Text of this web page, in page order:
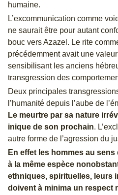
humaine.
L’excommunication comme
ne saurait être pour autant
bouc vers Azazel. Le rite
précédemment avait une
sensibilisant les anciens
transgression des
Deux principales
l’humanité depuis l’aube de
Le meurtre par sa nature
inique de son prochain.
autre forme de l’agression du
En effet les hommes au
à la même espèce
ethniques, spirituelles, leurs
doivent à minima un respect